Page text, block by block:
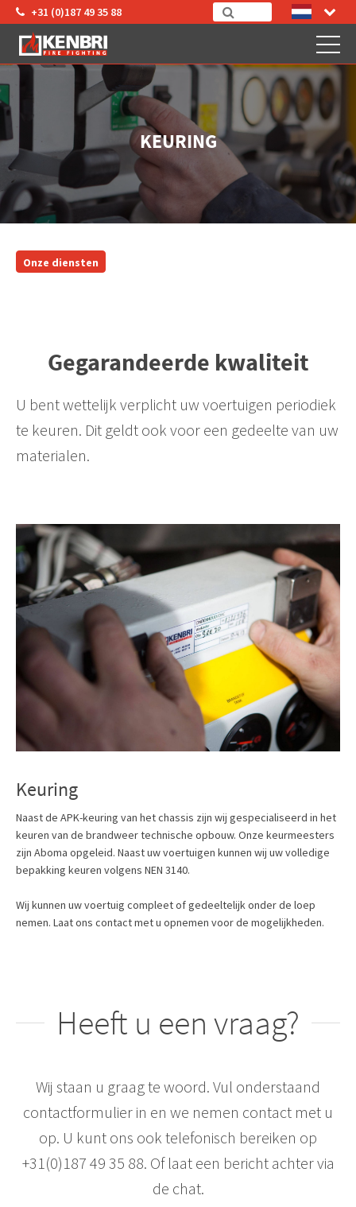
+31 (0)187 49 35 88
KEURING
Onze diensten
Gegarandeerde kwaliteit
U bent wettelijk verplicht uw voertuigen periodiek
te keuren. Dit geldt ook voor een gedeelte van uw
materialen.
Keuring
Naast de APK-keuring van het chassis zijn wij gespecialiseerd in het
keuren van de brandweer technische opbouw. Onze keurmeesters
zijn Aboma opgeleid. Naast uw voertuigen kunnen wij uw volledige
bepakking keuren volgens NEN 3140.
Wij kunnen uw voertuig compleet of gedeeltelijk onder de loep
nemen. Laat ons contact met u opnemen voor de mogelijkheden.
Heeft u een vraag?
Wij staan u graag te woord. Vul onderstaand
contactformulier in en we nemen contact met u
op. U kunt ons ook telefonisch bereiken op
+31(0)187 49 35 88. Of laat een bericht achter via
de chat.